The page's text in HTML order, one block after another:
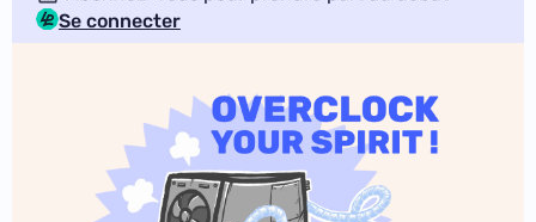
Se connecter